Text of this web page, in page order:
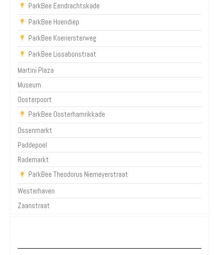
ParkBee Eendrachtskade
ParkBee Hoendiep
ParkBee Koeriersterweg
ParkBee Lissabonstraat
Martini Plaza
Museum
Oosterpoort
ParkBee Oosterhamrikkade
Ossenmarkt
Paddepoel
Rademarkt
ParkBee Theodorus Niemeyerstraat
Westerhaven
Zaanstraat